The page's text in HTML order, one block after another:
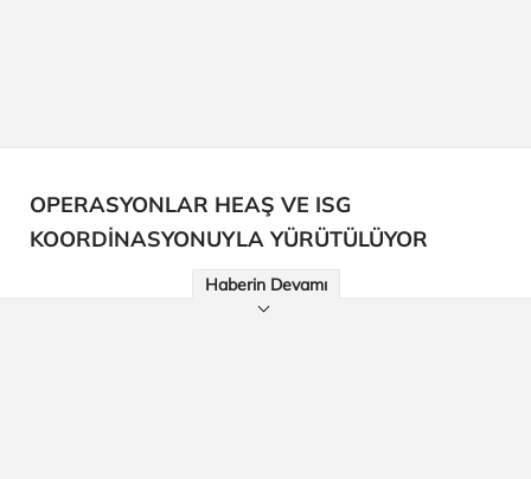
OPERASYONLAR HEAŞ VE ISG
KOORDİNASYONUYLA YÜRÜTÜLÜYOR
Haberin Devamı